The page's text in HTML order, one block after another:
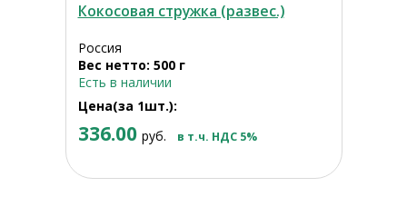
Кокосовая стружка (развес.)
Россия
Вес нетто: 500 г
Есть в наличии
Цена(за 1шт.):
336.00 руб. в т.ч. НДС 5%